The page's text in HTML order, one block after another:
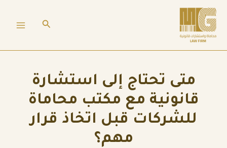
البحث
متى تحتاج إلى استشارة
قانونية مع مكتب محاماة
للشركات قبل اتخاذ قرار
مهم؟